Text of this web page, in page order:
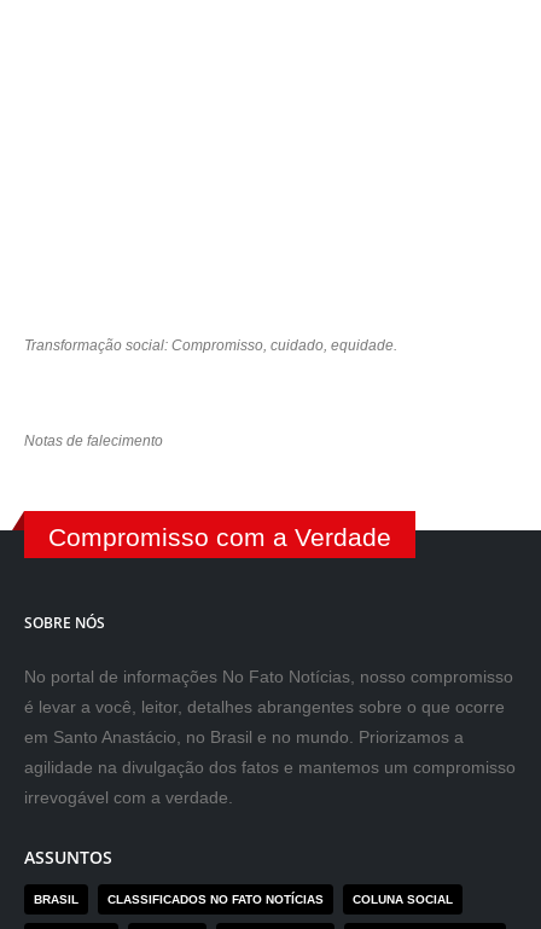
Transformação social: Compromisso, cuidado, equidade.
Notas de falecimento
Compromisso com a Verdade
SOBRE NÓS
No portal de informações No Fato Notícias, nosso compromisso
é levar a você, leitor, detalhes abrangentes sobre o que ocorre
em Santo Anastácio, no Brasil e no mundo. Priorizamos a
agilidade na divulgação dos fatos e mantemos um compromisso
irrevogável com a verdade.
ASSUNTOS
BRASIL CLASSIFICADOS NO FATO NOTÍCIAS COLUNA SOCIAL